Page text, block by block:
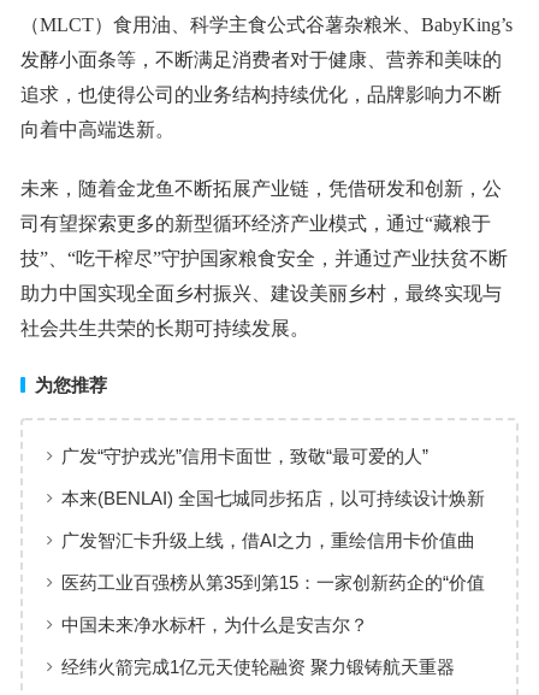
（MLCT）食用油、科学主食公式谷薯杂粮米、BabyKing’s
发酵小面条等，不断满足消费者对于健康、营养和美味的
追求，也使得公司的业务结构持续优化，品牌影响力不断
向着中高端迭新。
未来，随着金龙鱼不断拓展产业链，凭借研发和创新，公
司有望探索更多的新型循环经济产业模式，通过“藏粮于
技”、“吃干榨尽”守护国家粮食安全，并通过产业扶贫不断
助力中国实现全面乡村振兴、建设美丽乡村，最终实现与
社会共生共荣的长期可持续发展。
为您推荐
广发“守护戎光”信用卡面世，致敬“最可爱的人”
本来(BENLAI) 全国七城同步拓店，以可持续设计焕新
品牌体验
广发智汇卡升级上线，借AI之力，重绘信用卡价值曲
线
医药工业百强榜从第35到第15：一家创新药企的“价值
增长”样本
中国未来净水标杆，为什么是安吉尔？
经纬火箭完成1亿元天使轮融资 聚力锻铸航天重器